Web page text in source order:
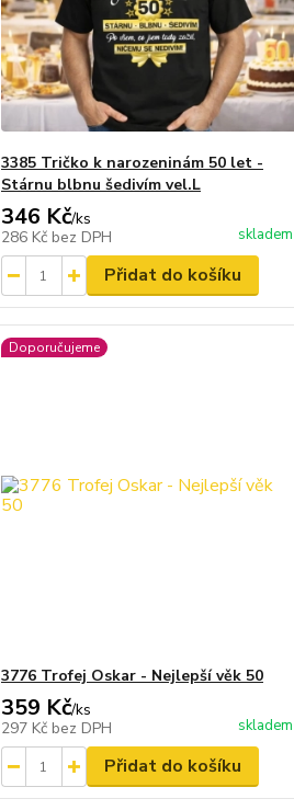
3385 Tričko k narozeninám 50 let -
Stárnu blbnu šedivím vel.L
346 Kč/ks
286 Kč bez DPH skladem
Přidat do košíku
Doporučujeme
3776 Trofej Oskar - Nejlepší věk 50
359 Kč/ks
297 Kč bez DPH skladem
Přidat do košíku